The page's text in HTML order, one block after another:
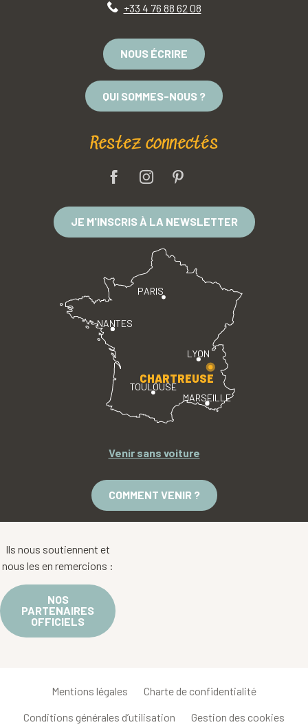
+33 4 76 88 62 08
NOUS ÉCRIRE
QUI SOMMES-NOUS ?
Restez connectés
JE M'INSCRIS À LA NEWSLETTER
PARIS
LYON
TOULOUSE
MARSEILLE
NANTES
CHARTREUSE
Venir sans voiture
COMMENT VENIR ?
Ils nous soutiennent et
nous les en remercions :
NOS
PARTENAIRES
OFFICIELS
Mentions légales Charte de confidentialité
Conditions générales d’utilisation Gestion des cookies